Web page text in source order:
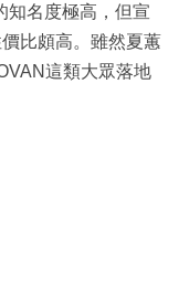
知名度極高，但宣
比頗高。雖然夏蕙
這類大眾落地